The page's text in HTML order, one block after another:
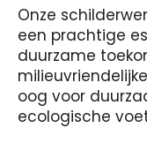
Onze
een prachtige
duurzame
oog voor
ecologische